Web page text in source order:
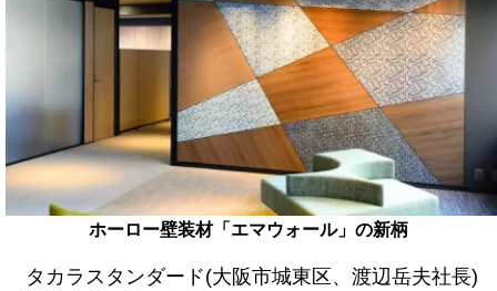
ホーロー壁装材「エマウォール」の新柄
タカラスタンダード(大阪市城東区、渡辺岳夫社長)